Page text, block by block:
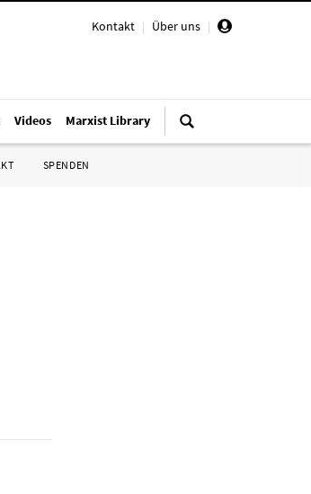
Kontakt | Über uns |
Videos Marxist Library
SPENDEN